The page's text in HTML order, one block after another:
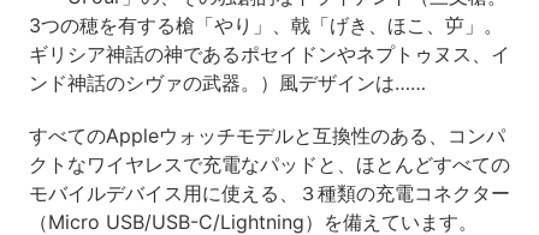
3つの穂を有する槍「やり」、戟「げき、ほこ、屰」。
ギリシア神話の神であるポセイドンやネプトゥヌス、イ
ンド神話のシヴァの武器。）風デザインは……
すべてのAppleウォッチモデルと互換性のある、コンパ
クトなワイヤレスで充電なパッドと、ほとんどすべての
モバイルデバイス用に使える、３種類の充電コネクター
（Micro USB/USB-C/Lightning）を備えています。